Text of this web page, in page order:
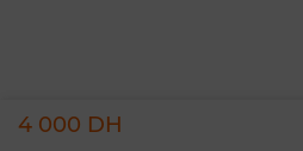
4 000 DH